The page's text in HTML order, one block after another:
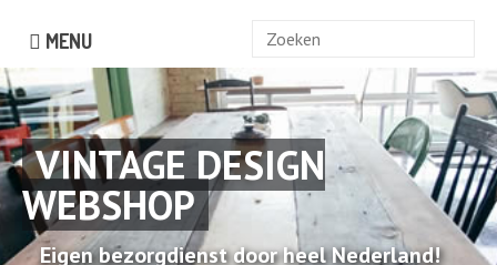
MENU
Zoek
VINTAGE DESIGN
WEBSHOP
Eigen bezorgdienst door heel Nederland!